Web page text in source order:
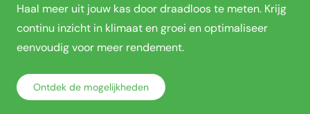
Haal meer uit jouw kas door draadloos te meten. Krijg
continu inzicht in klimaat en groei en optimaliseer
eenvoudig voor meer rendement.
Ontdek de mogelijkheden